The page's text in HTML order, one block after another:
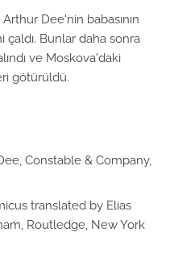
Arthur Dee'nin babasının
çaldı. Bunlar daha sonra
ve Moskova'daki
götürüldü.
Constable & Company,
translated by Elias
Routledge, New York